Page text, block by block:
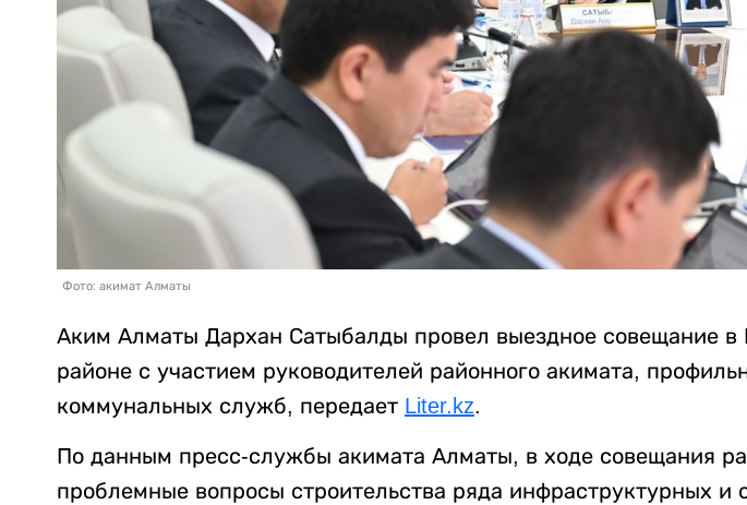
Фото: акимат Алматы
Аким Алматы Дархан Сатыбалды провел выездное совещание в
районе с участием руководителей районного акимата,
коммунальных служб, передает Liter.kz.
По данным пресс-службы акимата Алматы, в ходе совещания
проблемные вопросы строительства ряда инфраструктурных и